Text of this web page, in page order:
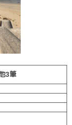
3筆